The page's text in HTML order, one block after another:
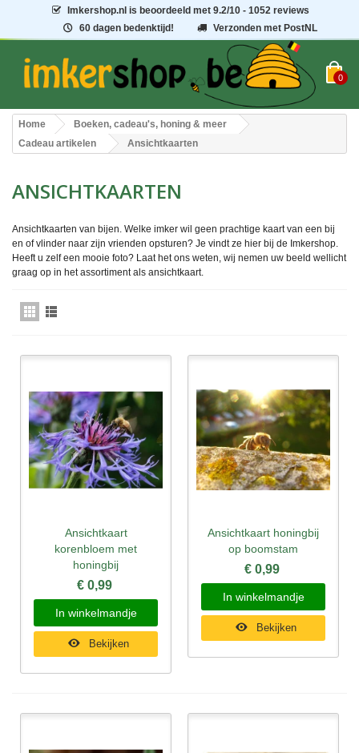
Imkershop.nl is beoordeeld met9.2/10 - 1052 reviews
60 dagen bedenktijd!
Verzonden met PostNL
0
Home
Boeken, cadeau's, honing & meer
Cadeau artikelen
Ansichtkaarten
ANSICHTKAARTEN
Ansichtkaarten van bijen. Welke imker wil geen prachtige kaart van een bij
en of vlinder naar zijn vrienden opsturen? Je vindt ze hier bij de Imkershop.
Heeft u zelf een mooie foto? Laat het ons weten, wij nemen uw beeld wellicht
graag op in het assortiment als ansichtkaart.
Ansichtkaart
korenbloem met
honingbij
€ 0,99
In winkelmandje
Bekijken
Ansichtkaart honingbij
op boomstam
€ 0,99
In winkelmandje
Bekijken